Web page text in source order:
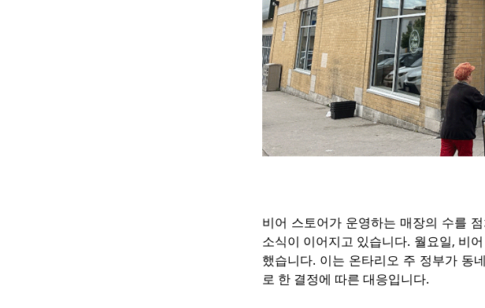
비어 스토어가 운영하는 매장의 수를
소식이 이어지고 있습니다. 월요일, 비
했습니다. 이는 온타리오 주 정부가 동
로 한 결정에 따른 대응입니다.